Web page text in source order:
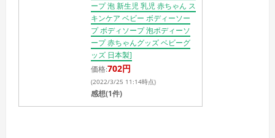
ープ 泡 新生児 乳児 赤ちゃん ス
キンケア ベビー ボディーソー
プ ボディソープ 泡ボディーソ
ープ 赤ちゃんグッズ ベビーグ
ッズ 日本製]
価格:702円
(2022/3/25 11:14時点)
感想(1件)